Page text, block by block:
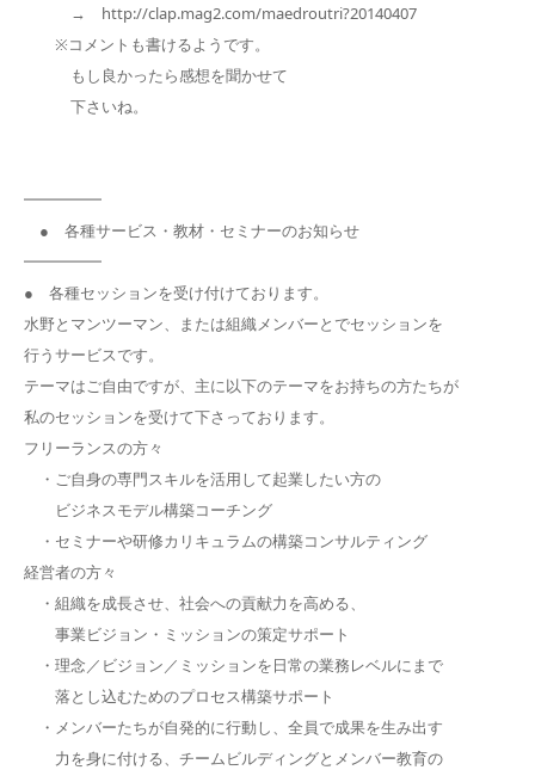
→ http://clap.mag2.com/maedroutri?20140407
※コメントも書けるようです。
もし良かったら感想を聞かせて
下さいね。
━━━━━
● 各種サービス・教材・セミナーのお知らせ
━━━━━
● 各種セッションを受け付けております。
水野とマンツーマン、または組織メンバーとでセッションを
行うサービスです。
テーマはご自由ですが、主に以下のテーマをお持ちの方たちが
私のセッションを受けて下さっております。
フリーランスの方々
・ご自身の専門スキルを活用して起業したい方の
ビジネスモデル構築コーチング
・セミナーや研修カリキュラムの構築コンサルティング
経営者の方々
・組織を成長させ、社会への貢献力を高める、
事業ビジョン・ミッションの策定サポート
・理念／ビジョン／ミッションを日常の業務レベルにまで
落とし込むためのプロセス構築サポート
・メンバーたちが自発的に行動し、全員で成果を生み出す
力を身に付ける、チームビルディングとメンバー教育の